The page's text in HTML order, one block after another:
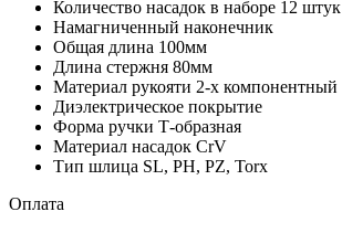
Количество насадок в наборе 12 штук
Намагниченный наконечник
Общая длина 100мм
Длина стержня 80мм
Материал рукояти 2-х компонентный
Диэлектрическое покрытие
Форма ручки Т-образная
Материал насадок CrV
Тип шлица SL, PH, PZ, Torx
Оплата